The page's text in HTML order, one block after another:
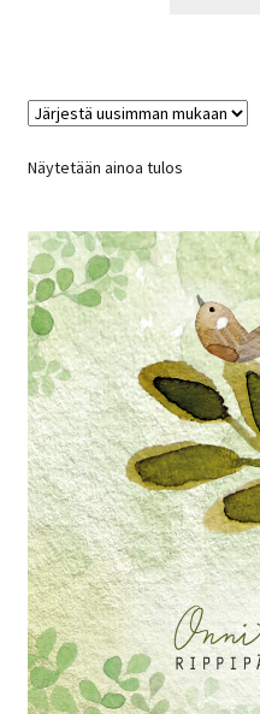
Näytetään ainoa tulos